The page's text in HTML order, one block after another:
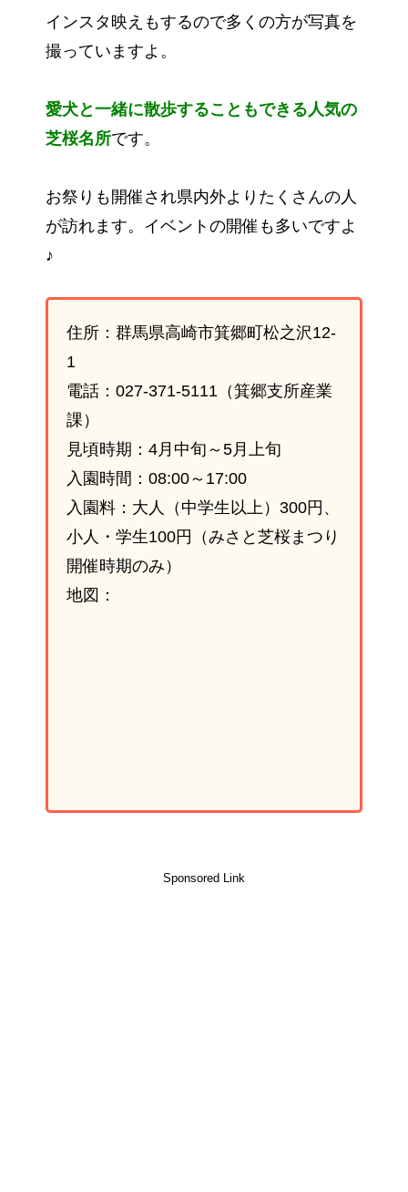
インスタ映えもするので多くの方が写真を
撮っていますよ。
愛犬と一緒に散歩することもできる人気の
芝桜名所です。
お祭りも開催され県内外よりたくさんの人
が訪れます。イベントの開催も多いですよ
♪
住所：群馬県高崎市箕郷町松之沢12-
1
電話：027-371-5111（箕郷支所産業
課）
見頃時期：4月中旬～5月上旬
入園時間：08:00～17:00
入園料：大人（中学生以上）300円、
小人・学生100円（みさと芝桜まつり
開催時期のみ）
地図：
Sponsored Link